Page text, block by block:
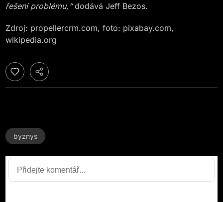
řešení problému,“dodává Jeff Bezos.
Zdroj: propellercrm.com, foto: pixabay.com,
wikipedia.org
byznys